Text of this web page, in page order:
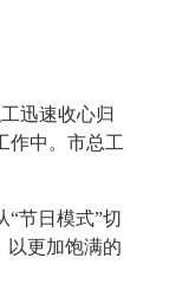
迅速收心归
作中。市总工
节日模式”切
以更加饱满的